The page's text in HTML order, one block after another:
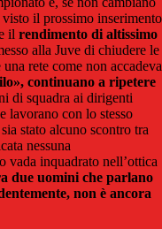
il prossimo inserimento
il rendimento di altissimo
alla Juve di chiudere le
rete come non accadeva
continuano a ripetere
di squadra ai dirigenti
lavorano con lo stesso
stato alcuno scontro tra
nessuna
vada inquadrato nell’ottica
due uomini che parlano
non è ancora